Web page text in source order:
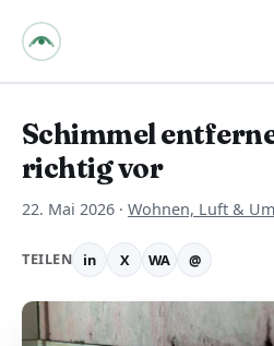
Schimmel
richtig vor
22. Mai 2026 · Wohnen, Luft &
TEILEN in X WA @